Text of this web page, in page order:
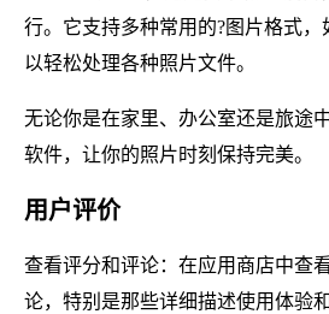
行。它支持多种常用的?图片格式，
以轻松处理各种照片文件。
无论你是在家里、办公室还是旅途
软件，让你的照片时刻保持完美。
用户评价
查看评分和评论：在应用商店中查
论，特别是那些详细描述使用体验